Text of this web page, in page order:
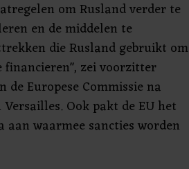
om Rusland verder te
en de middelen te
die Rusland gebruikt om
financieren", zei voorzitter
Europese Commissie na
Ook pakt de EU het
waarmee sancties worden